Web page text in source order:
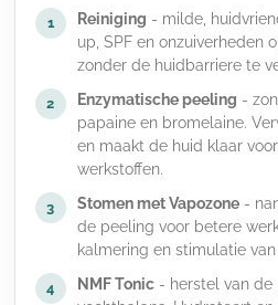
1 Reiniging - milde,
up, SPF en onzuiverheden
zonder de huidbarriere te
2 Enzymatische peeling -
papaine en bromelaine.
en maakt de huid klaar
werkstoffen.
3 Stomen met Vapozone-
de peeling voor betere
kalmering en stimulatie
4 NMF Tonic- herstel van de